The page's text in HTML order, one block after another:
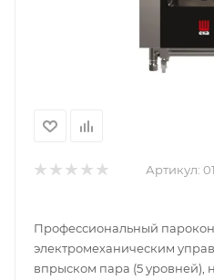
Артикул:
Профессиональный
электромеханическим
впрыском пара (5